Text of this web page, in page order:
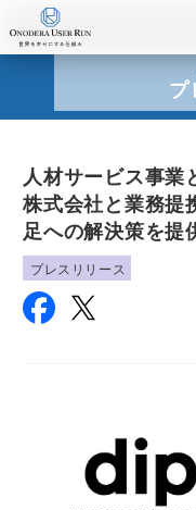
プ
人材サービス事業
株式会社と業務提
足への解決策を提
プレスリリース